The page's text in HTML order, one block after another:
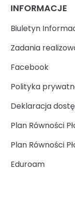
INFORMACJE
Biuletyn
Zadania
Facebook
Polityka
Deklaracja
Plan Równości
Plan Równości
Eduroam